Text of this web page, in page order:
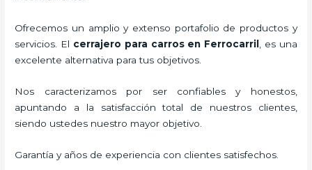
Ofrecemos un amplio y extenso portafolio de productos y
servicios. El cerrajero para carros en Ferrocarril
, es una
excelente alternativa para tus objetivos.
Nos caracterizamos por ser confiables y honestos,
apuntando a la satisfacción total de nuestros clientes,
siendo ustedes nuestro mayor objetivo.
Garantía y años de experiencia con clientes satisfechos.